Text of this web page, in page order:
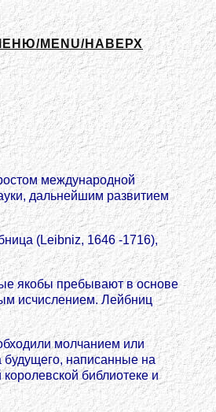
MENU/НАВЕРХ
международной
дальнейшим развитием
(Leibniz, 1646 -1716),
якобы пребывают в основе
исчислением. Лейбниц
молчанием или
будущего, написанные на
библиотеке и